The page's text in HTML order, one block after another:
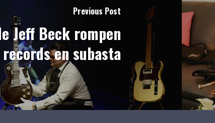
Previous Post
Jeff Beck rompen
records en subasta